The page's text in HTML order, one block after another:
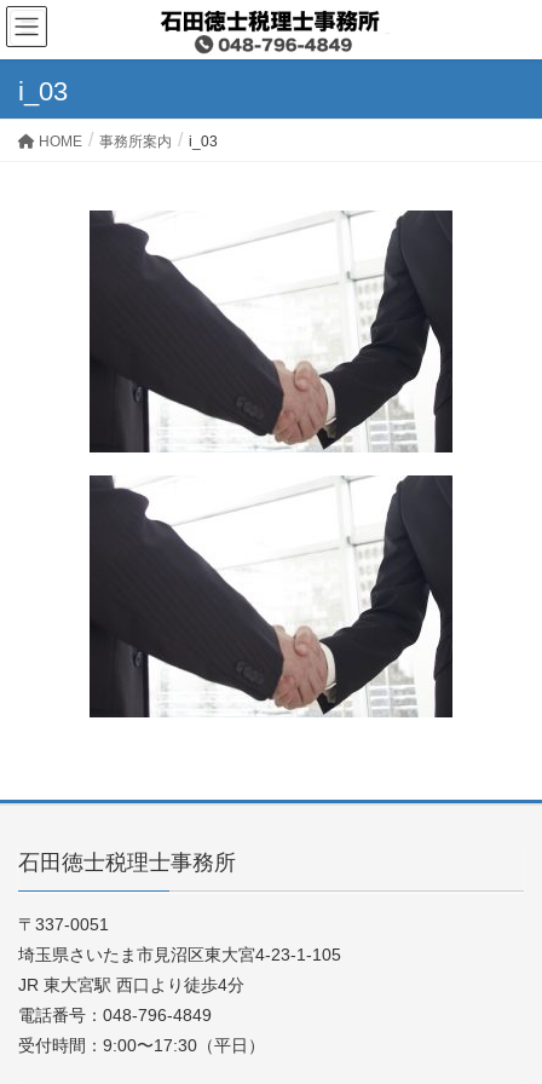
i_03
HOME 事務所案内 i_03
石田徳士税理士事務所
〒337-0051
埼玉県さいたま市見沼区東大宮4-23-1-105
JR 東大宮駅 西口より徒歩4分
電話番号：048-796-4849
受付時間：9:00〜17:30（平日）